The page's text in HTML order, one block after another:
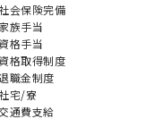
会保険完備
族手当
格手当
格取得制度
職金制度
宅/寮
通費支給